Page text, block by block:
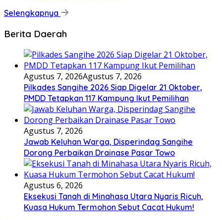
Selengkapnya
Berita Daerah
Agustus 7, 2026Agustus 7, 2026
Pilkades Sangihe 2026 Siap Digelar 21 Oktober,
PMDD Tetapkan 117 Kampung Ikut Pemilihan
Agustus 7, 2026
Jawab Keluhan Warga, Disperindag Sangihe
Dorong Perbaikan Drainase Pasar Towo
Agustus 6, 2026
Eksekusi Tanah di Minahasa Utara Nyaris Ricuh,
Kuasa Hukum Termohon Sebut Cacat Hukum!